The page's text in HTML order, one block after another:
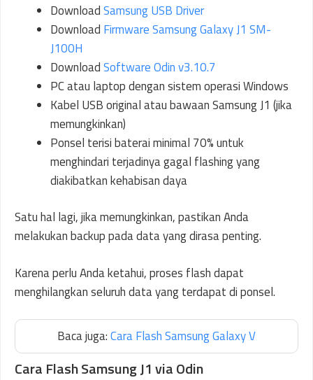
DownloadSamsung USB Driver
Download Firmware Samsung Galaxy J1 SM-
J100H
DownloadSoftware Odin v3.10.7
PC atau laptop dengan sistem operasi Windows
Kabel USB original atau bawaan Samsung J1 (jika
memungkinkan)
Ponsel terisi baterai minimal 70% untuk
menghindari terjadinya gagal flashing yang
diakibatkan kehabisan daya
Satu hal lagi, jika memungkinkan, pastikan Anda
melakukan backup pada data yang dirasa penting.
Karena perlu Anda ketahui, proses flash dapat
menghilangkan seluruh data yang terdapat di ponsel.
Baca juga:Cara Flash Samsung Galaxy V
Cara Flash Samsung J1 via Odin